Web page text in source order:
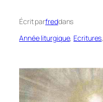
Écrit parfreddans
Année liturgique, Ecritures,